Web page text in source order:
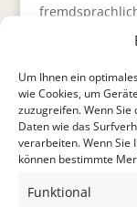
Um Ihnen ein
wie Cookies, um
zuzugreifen. Wenn
Daten wie das
verarbeiten. Wenn Sie
können bestimmte
Funktional
2015.
Gründung
2015. Der